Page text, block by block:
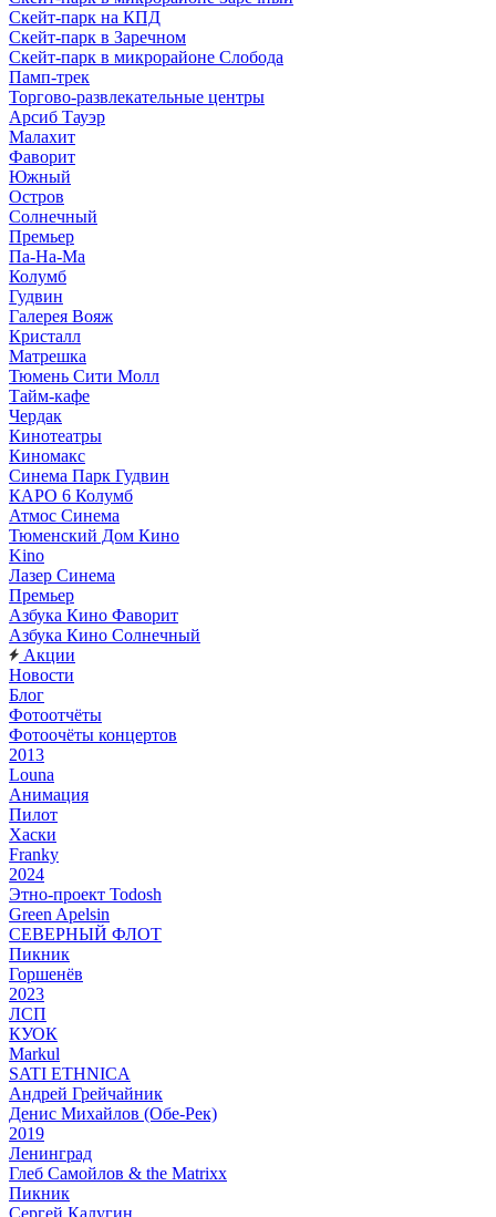
Скейт-парк на КПД
Скейт-парк в Заречном
Скейт-парк в микрорайоне Слобода
Памп-трек
Торгово-развлекательные центры
Арсиб Тауэр
Малахит
Фаворит
Южный
Остров
Солнечный
Премьер
Па-На-Ма
Колумб
Гудвин
Галерея Вояж
Кристалл
Матрешка
Тюмень Сити Молл
Тайм-кафе
Чердак
Кинотеатры
Киномакс
Синема Парк Гудвин
КАРО 6 Колумб
Атмос Синема
Тюменский Дом Кино
Kino
Лазер Синема
Премьер
Азбука Кино Фаворит
Азбука Кино Солнечный
Акции
Новости
Блог
Фотоотчёты
Фотоочёты концертов
2013
Louna
Анимация
Пилот
Хаски
Franky
2024
Этно-проект Todosh
Green Apelsin
СЕВЕРНЫЙ ФЛОТ
Пикник
Горшенёв
2023
ЛСП
КУОК
Markul
SATI ETHNICA
Андрей Грейчайник
Денис Михайлов (Обе-Рек)
2019
Ленинград
Глеб Самойлов & the Matrixx
Пикник
Сергей Калугин